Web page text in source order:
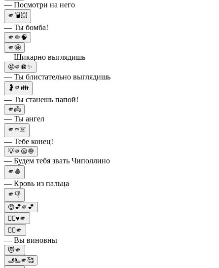
— Посмотри на него
🫵💣💥
— Ты бомба!
🫵🤏🧠
🫵🤩
— Шикарно выглядишь
🤩🫵🪩✨
— Ты блистательно выглядишь
🤰🫵👪
— Ты станешь папой!
🫵👼
— Ты ангел
🫵⚰️☠️
— Тебе конец!
💡🫵😦🧅
— Будем тебя звать Чиполлино
🫵🩸
— Кровь из пальца
🫵👎
😍💕🫵💕
🙋‍♀♥🫵
👨‍⚖️🫵
— Вы виновны
😻🫵
🫸🫷🫵🥰